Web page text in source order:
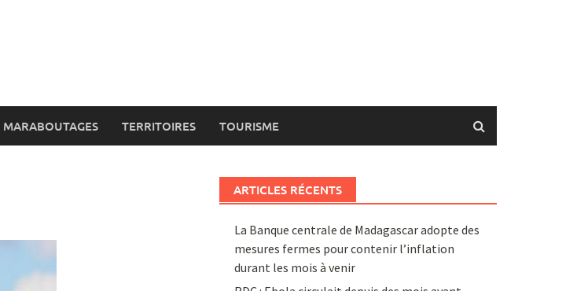
MARABOUTAGES TERRITOIRES TOURISME
ARTICLES RÉCENTS
La Banque centrale de Madagascar adopte des
mesures fermes pour contenir l’inflation
durant les mois à venir